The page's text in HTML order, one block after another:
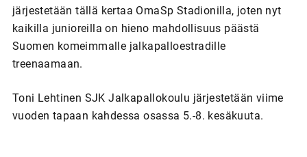
järjestetään tällä kertaa OmaSp Stadionilla, joten nyt
kaikilla junioreilla on hieno mahdollisuus päästä
Suomen komeimmalle jalkapalloestradille
treenaamaan.
Toni Lehtinen SJK Jalkapallokoulu järjestetään viime
vuoden tapaan kahdessa osassa 5.-8. kesäkuuta.